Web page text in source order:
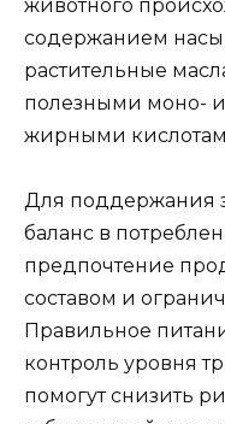
животного
содержанием
растительные
полезными моно-
жирными
Для поддержания
баланс в
предпочтение
составом и
Правильное
контроль уровня
помогут снизить